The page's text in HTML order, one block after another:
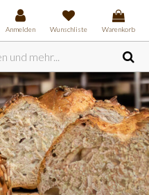
Anmelden Wunschliste Warenkorb